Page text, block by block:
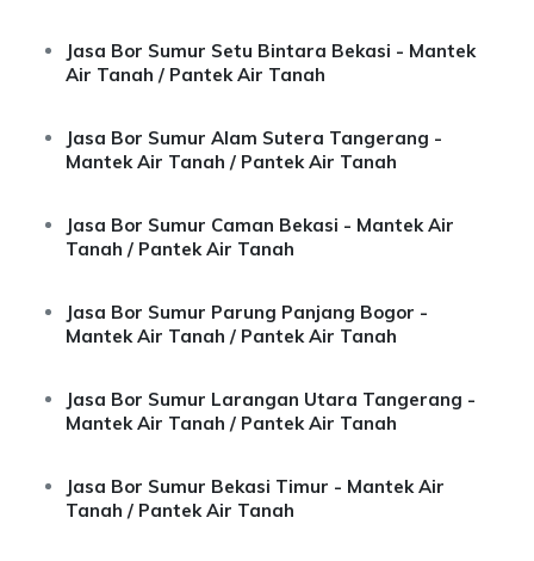
Jasa Bor Sumur Setu Bintara Bekasi - Mantek
Air Tanah / Pantek Air Tanah
Jasa Bor Sumur Alam Sutera Tangerang -
Mantek Air Tanah / Pantek Air Tanah
Jasa Bor Sumur Caman Bekasi - Mantek Air
Tanah / Pantek Air Tanah
Jasa Bor Sumur Parung Panjang Bogor -
Mantek Air Tanah / Pantek Air Tanah
Jasa Bor Sumur Larangan Utara Tangerang -
Mantek Air Tanah / Pantek Air Tanah
Jasa Bor Sumur Bekasi Timur - Mantek Air
Tanah / Pantek Air Tanah